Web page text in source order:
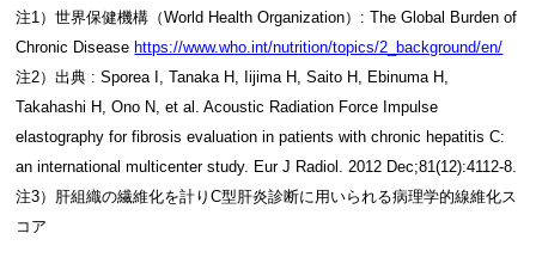
注1）世界保健機構（World Health Organization）: The Global Burden of
Chronic Diseasehttps://www.who.int/nutrition/topics/2_background/en/
注2）出典 : Sporea I, Tanaka H, Iijima H, Saito H, Ebinuma H,
Takahashi H, Ono N, et al. Acoustic Radiation Force Impulse
elastography for fibrosis evaluation in patients with chronic hepatitis C:
an international multicenter study. Eur J Radiol. 2012 Dec;81(12):4112-8.
注3）肝組織の繊維化を計りC型肝炎診断に用いられる病理学的線維化ス
コア